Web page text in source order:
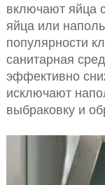
включают яйца
яйца или
популярности
санитарная
эффективно
исключают
выбраковку и